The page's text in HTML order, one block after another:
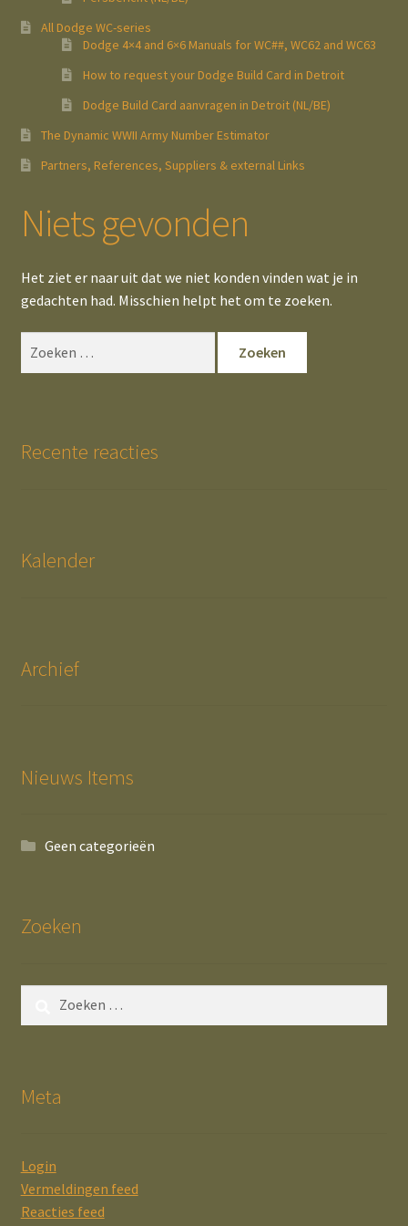
All Dodge WC-series
Dodge 4×4 and 6×6 Manuals for WC##, WC62 and WC63
How to request your Dodge Build Card in Detroit
Dodge Build Card aanvragen in Detroit (NL/BE)
The Dynamic WWII Army Number Estimator
Partners, References, Suppliers & external Links
Niets gevonden
Het ziet er naar uit dat we niet konden vinden wat je in
gedachten had. Misschien helpt het om te zoeken.
Recente reacties
Kalender
Archief
Nieuws Items
Geen categorieën
Zoeken
Meta
Login
Vermeldingen feed
Reacties feed